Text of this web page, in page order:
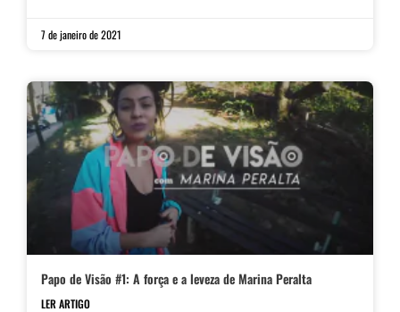
7 de janeiro de 2021
Papo de Visão #1: A força e a leveza de Marina Peralta
LER ARTIGO